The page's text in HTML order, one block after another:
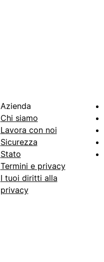
Azienda
Chi siamo
Lavora con noi
Sicurezza
Stato
Termini e privacy
I tuoi diritti alla
privacy